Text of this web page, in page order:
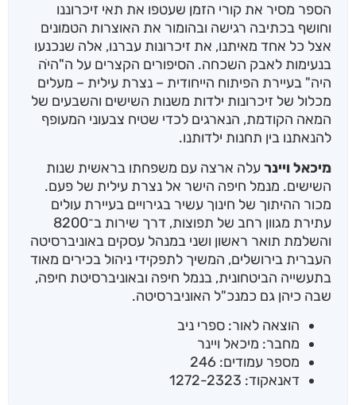
הספר מסיר את קורי הזמן שעטפו את תאי זיכרוננו
וחושף בכתיבה רגישה ובהומור את האוצרות הטמונים
אצל כל אחד מאיתנו, את זיכרונות עברנו, אלה שנכנעו
בנעימות לאבק השכחה. הסיפורים הקצרים על ה"היֹה
היה" בעיירת הפיתוח הייחודית – נצרת עילית – מעלים
מכלול של זיכרונות ילדות משנות השישים והשבעים של
המאה הקודמת, הנארגים לכדי שטיח צבעוני המעופף
להנאתנו בין תחנות ילדותנו.
מיכאל ויינרעלה ארצה עם משפחתו בראשית שנות
השישים. מנמל חיפה הישר אל נצרת עילית של פעם.
מכור ההיתוך של חינוך עשיר בגירויים בעיירת עולים
עתירת מגוון רחב של תפוצות, דרך שירות ב־8200
והשלמת תואר ראשון ושני במנהל עסקים באוניברסיטה
העברית בירושלים, המשיך לתפקידי ניהול בכירים מאוד
בתעשייה הביטחונית, בנמל חיפה ובאוניברסיטת חיפה,
שבה כיהן גם כמנכ"ל האוניברסיטה.
הוצאה לאור: ספרי ניב
מחבר: מיכאל ויינר
מספר עמודים: 246
דאנאקוד: 1272-2323